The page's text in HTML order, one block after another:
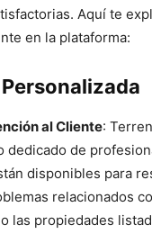
Aquí te
en la plataforma:
al Cliente:
dedicado de
disponibles para
relacionados
las propiedades